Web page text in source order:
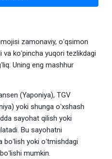
zamonaviy, oʻqsimon
koʻpincha yuqori tezlikdagi
Uning eng mashhur
(Yaponiya), TGV
yoki shunga oʻxshash
sayohat qilish yoki
Bu sayohatni
yoki oʻtmishdagi
mumkin.